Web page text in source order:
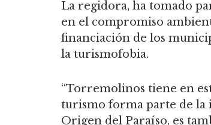
La regidora, ha tomado
en el compromiso
financiación de los
la turismofobia.
“Torremolinos tiene en
turismo forma parte de la
Origen del Paraíso, es